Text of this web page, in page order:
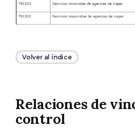
Volver al índice
Relaciones de
control